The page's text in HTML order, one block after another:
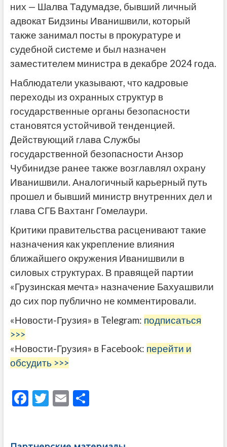
них — Шалва Тадумадзе, бывший личный
адвокат Бидзины Иванишвили, который
также занимал посты в прокуратуре и
судебной системе и был назначен
заместителем министра в декабре 2024 года.
Наблюдатели указывают, что кадровые
переходы из охранных структур в
государственные органы безопасности
становятся устойчивой тенденцией.
Действующий глава Службы
государственной безопасности Анзор
Чубинидзе ранее также возглавлял охрану
Иванишвили. Аналогичный карьерный путь
прошел и бывший министр внутренних дел и
глава СГБ Вахтанг Гомелаури.
Критики правительства расценивают такие
назначения как укрепление влияния
ближайшего окружения Иванишвили в
силовых структурах. В правящей партии
«Грузинская мечта» назначение Бахуашвили
до сих пор публично не комментировали.
«Новости-Грузия» в Telegram: подписаться
>>>
«Новости-Грузия» в Facebook: перейти и
обсудить >>>
F T E О